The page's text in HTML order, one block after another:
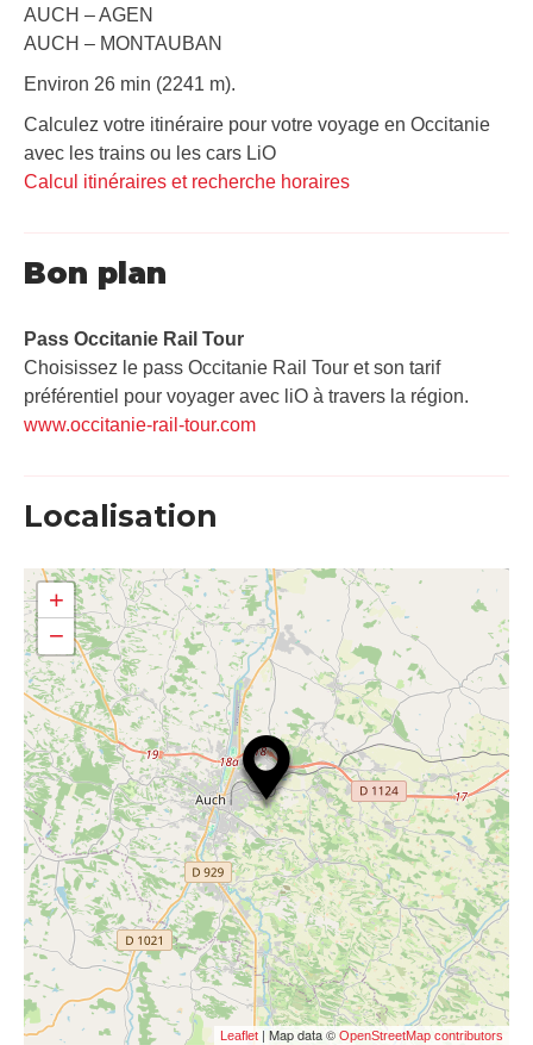
AUCH – AGEN
AUCH – MONTAUBAN
Environ 26 min (2241 m).
Calculez votre itinéraire pour votre voyage en Occitanie
avec les trains ou les cars LiO
Calcul itinéraires et recherche horaires
Bon plan
Pass Occitanie Rail Tour​
Choisissez le pass Occitanie Rail Tour et son tarif
préférentiel pour voyager avec liO à travers la région.
www.occitanie-rail-tour.com
Localisation
+
−
Leaflet | Map data © OpenStreetMap contributors